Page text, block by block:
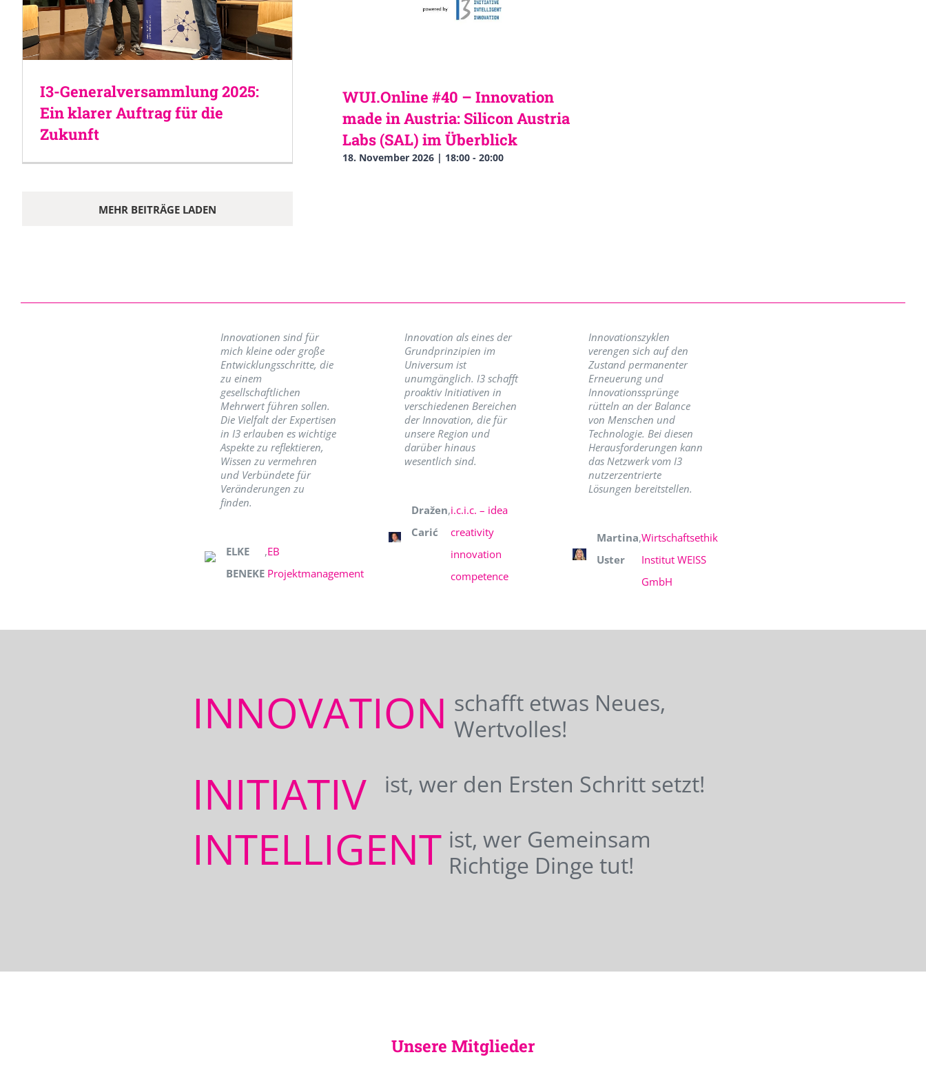
I3-Generalversammlung 2025:
Ein klarer Auftrag für die
Zukunft
MEHR BEITRÄGE LADEN
WUI.Online #40 – Innovation
made in Austria: Silicon Austria
Labs (SAL) im Überblick
18. November 2026 | 18:00- 20:00
Innovationen sind für
mich kleine oder große
Entwicklungsschritte, die
zu einem
gesellschaftlichen
Mehrwert führen sollen.
Die Vielfalt der Expertisen
in I3 erlauben es wichtige
Aspekte zu reflektieren,
Wissen zu vermehren
und Verbündete für
Veränderungen zu
finden.
ELKE
BENEKE
,EB
Projektmanagement
Innovation als eines der
Grundprinzipien im
Universum ist
unumgänglich. I3 schafft
proaktiv Initiativen in
verschiedenen Bereichen
der Innovation, die für
unsere Region und
darüber hinaus
wesentlich sind.
Dražen
Carić
,i.c.i.c. – idea
creativity
innovation
competence
Innovationszyklen
verengen sich auf den
Zustand permanenter
Erneuerung und
Innovationssprünge
rütteln an der Balance
von Menschen und
Technologie. Bei diesen
Herausforderungen kann
das Netzwerk vom I3
nutzerzentrierte
Lösungen bereitstellen.
Martina
Uster
,Wirtschaftsethik
Institut WEISS
GmbH
INNOVATION schafft etwas Neues,
Wertvolles!
INITIATIV ist, wer den Ersten Schritt setzt!
INTELLIGENT ist, wer Gemeinsam
Richtige Dinge tut!
Unsere Mitglieder